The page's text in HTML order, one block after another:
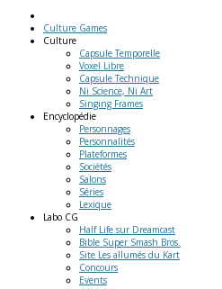
Culture Games
Culture
Capsule Temporelle
Voxel Libre
Capsule Technique
Ni Science, Ni Art
Singing Frames
Encyclopédie
Personnages
Personnalités
Plateformes
Sociétés
Salons
Séries
Lexique
Labo CG
Half Life sur Dreamcast
Bible Super Smash Bros.
Site Les allumés du Kart
Concours
Events